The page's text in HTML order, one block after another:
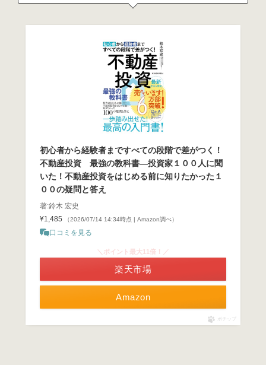
初心者から経験者まですべての段階で差がつく！
不動産投資 最強の教科書―投資家１００人に聞
いた！不動産投資をはじめる前に知りたかった１
００の疑問と答え
著:鈴木 宏史
¥1,485
（2026/07/14 14:34時点 | Amazon調べ）
口コミを見る
Amazon
＼ポイント最大11倍！／
楽天市場
ポチップ